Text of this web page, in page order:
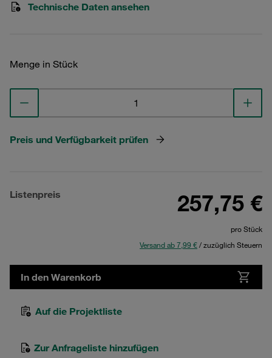
Technische Daten ansehen
Menge in Stück
Preis und Verfügbarkeit prüfen
Listenpreis 257,75 €
pro Stück
Versand ab 7,99 €/ zuzüglich Steuern
In den Warenkorb
Auf die Projektliste
Zur Anfrageliste hinzufügen